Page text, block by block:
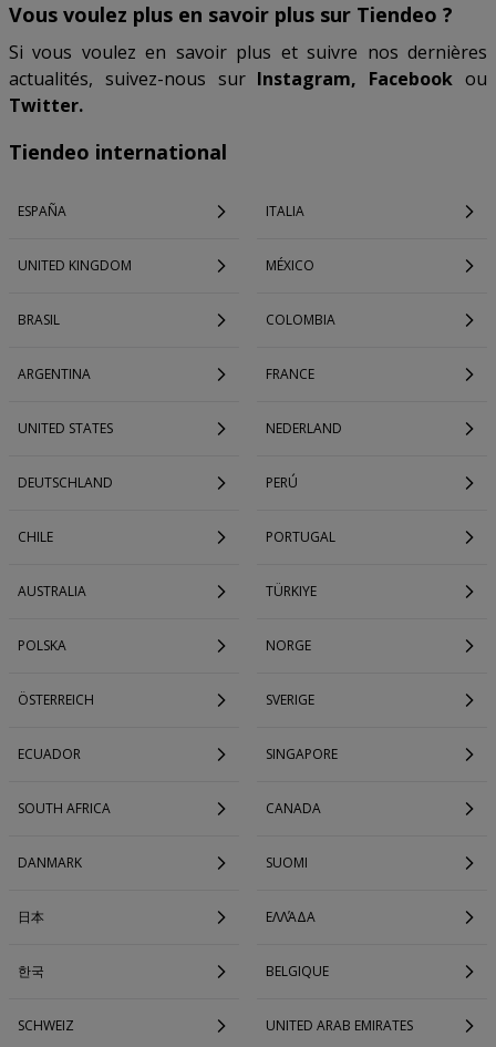
Vous voulez plus en savoir plus sur Tiendeo ?
Si vous voulez en savoir plus et suivre nos dernières
actualités, suivez-nous sur Instagram, Facebook ou
Twitter.
Tiendeo international
ESPAÑA ITALIA
UNITED KINGDOM MÉXICO
BRASIL COLOMBIA
ARGENTINA FRANCE
UNITED STATES NEDERLAND
DEUTSCHLAND PERÚ
CHILE PORTUGAL
AUSTRALIA TÜRKIYE
POLSKA NORGE
ÖSTERREICH SVERIGE
ECUADOR SINGAPORE
SOUTH AFRICA CANADA
DANMARK SUOMI
日本 ΕΛΛΆΔΑ
한국 BELGIQUE
SCHWEIZ UNITED ARAB EMIRATES